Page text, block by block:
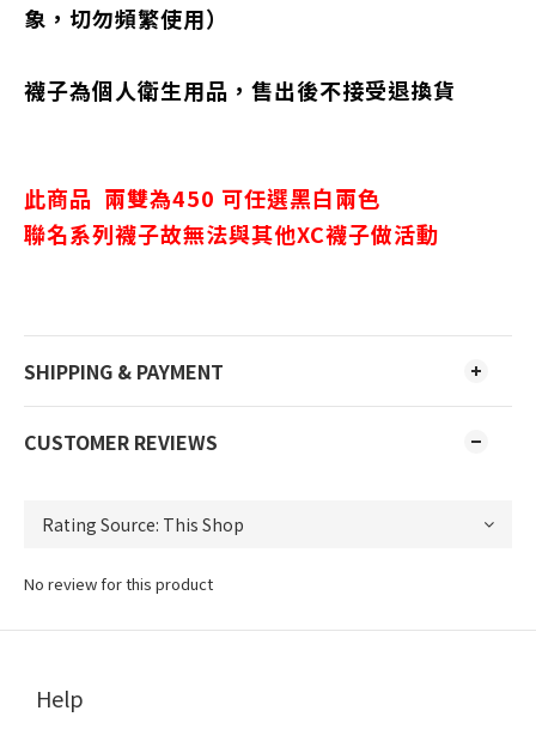
象，切勿頻繁使用）
襪子為個人衛生用品，售出後不接受退換貨
此商品 兩雙為450 可任選黑白兩色
聯名系列襪子故無法與其他XC襪子做活動
SHIPPING & PAYMENT
CUSTOMER REVIEWS
No review for this product
Help